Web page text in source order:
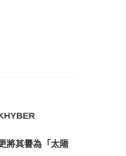
將其譽為「太陽